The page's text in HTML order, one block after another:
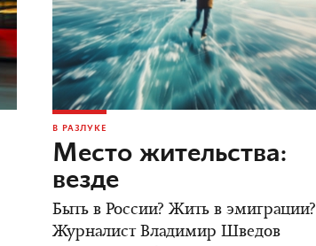
В РАЗЛУКЕ
Место жительства:
везде
Быть в России? Жить в эмиграции?
Журналист Владимир Шведов